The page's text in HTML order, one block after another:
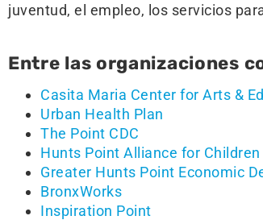
juventud, el empleo, los servicios
Entre las organizaciones
Casita Maria Center for Arts &
Urban Health Plan
The Point CDC
Hunts Point Alliance for Children
Greater Hunts Point Economic
BronxWorks
Inspiration Point